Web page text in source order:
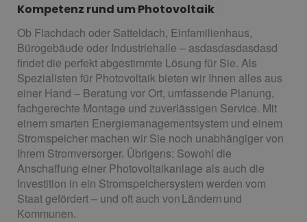
Kompetenz rund um Photovoltaik
Ob Flachdach oder Satteldach, Einfamilienhaus,
Bürogebäude oder Industriehalle – asdasdasdasdasd
findet die perfekt abgestimmte Lösung für Sie. Als
Spezialisten für Photovoltaik bieten wir Ihnen alles aus
einer Hand – Beratung vor Ort, umfassende Planung,
fachgerechte Montage und zuverlässigen Service. Mit
einem smarten Energiemanagementsystem und einem
Stromspeicher machen wir Sie noch unabhängiger von
Ihrem Stromversorger. Übrigens: Sowohl die
Anschaffung einer Photovoltaikanlage als auch die
Investition in ein Stromspeichersystem werden vom
Staat gefördert – und oft auch von Ländern und
Kommunen.